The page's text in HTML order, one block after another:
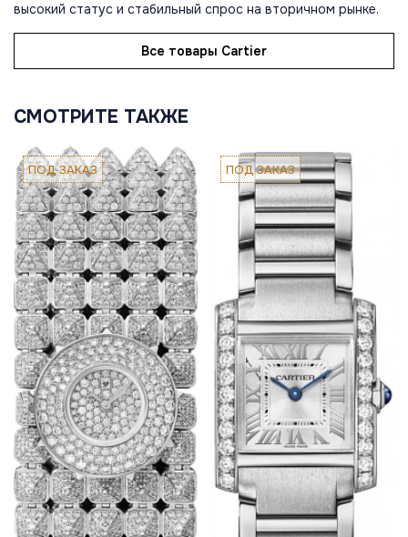
высокий статус и стабильный спрос на вторичном рынке.
Все товары Cartier
СМОТРИТЕ ТАКЖЕ
ПОД ЗАКАЗ ПОД ЗАКАЗ